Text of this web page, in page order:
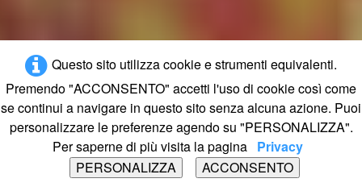
Questo sito utilizza cookie e strumenti equivalenti.
Premendo "ACCONSENTO" accetti l'uso di cookie così come
se continui a navigare in questo sito senza alcuna azione. Puoi
personalizzare le preferenze agendo su "PERSONALIZZA".
Per saperne di più visita la pagina Privacy
PERSONALIZZA
ACCONSENTO